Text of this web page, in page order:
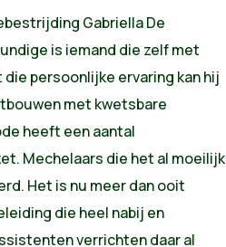
Gabriella De
is iemand die zelf met
persoonlijke ervaring kan hij
met kwetsbare
heeft een aantal
Mechelaars die het al moeilijk
Het is nu meer dan ooit
die heel nabij en
verrichten daar al